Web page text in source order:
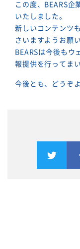
この度、BEARS企
いたしました。
新しいコンテンツ
さいますようお願
BEARSは今後もウ
報提供を行ってま
今後とも、どうぞ